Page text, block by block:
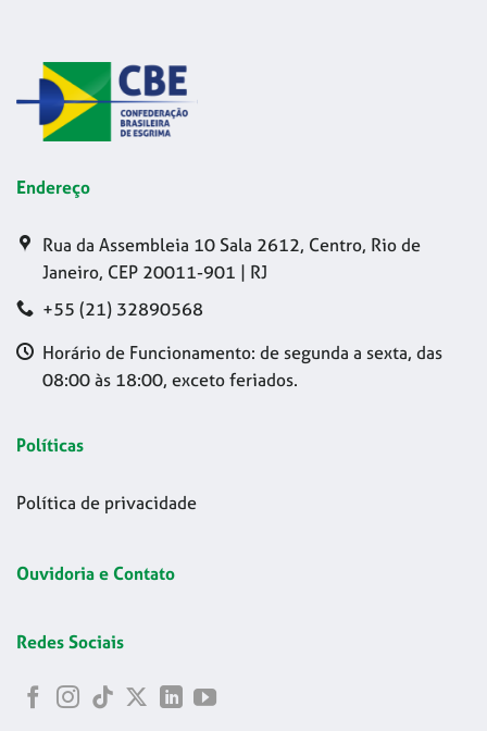
Endereço
Rua da Assembleia 10 Sala 2612, Centro, Rio de
Janeiro, CEP 20011-901 | RJ
+55 (21) 32890568
Horário de Funcionamento: de segunda a sexta, das
08:00 às 18:00, exceto feriados.
Políticas
Política de privacidade
Ouvidoria e Contato
Redes Sociais